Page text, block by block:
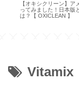
シクリーン】アメリカ版使
ました！日本版との違い
OXICLEAN 】
Vitamix